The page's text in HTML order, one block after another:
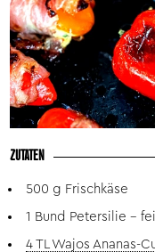
ZUTATEN
500 g Frischkäse
1 Bund Petersilie –
4 TL Wajos Ananas-